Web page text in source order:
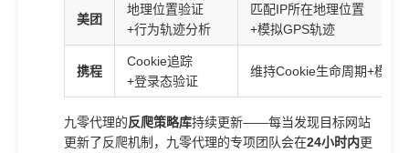
美团
地理位置验证
+行为轨迹分析
匹配IP所在地理位置
+模拟GPS轨迹
携程
Cookie追踪
+登录态验证
维持Cookie生命周期+模拟
九零代理的反爬策略库持续更新——每当发现目标网站
更新了反爬机制，九零代理的专项团队会在24小时内更